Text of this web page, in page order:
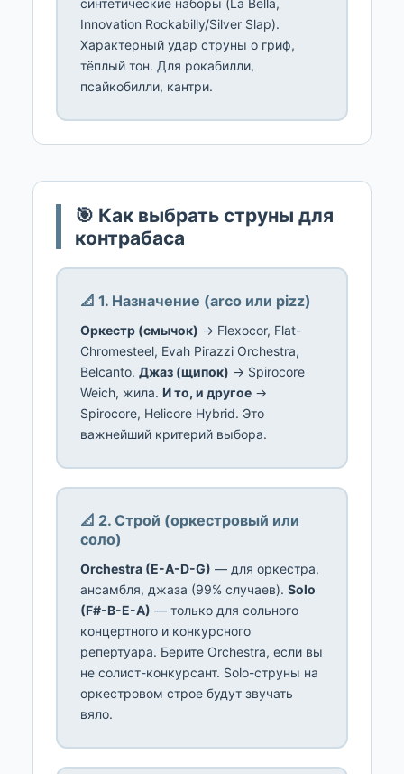
синтетические наборы (La Bella,
Innovation Rockabilly/Silver Slap).
Характерный удар струны о гриф,
тёплый тон. Для рокабилли,
псайкобилли, кантри.
🎯 Как выбрать струны для
контрабаса
📐 1. Назначение (arco или pizz)
Оркестр (смычок) → Flexocor, Flat-
Chromesteel, Evah Pirazzi Orchestra,
Belcanto. Джаз (щипок) → Spirocore
Weich, жила. И то, и другое →
Spirocore, Helicore Hybrid. Это
важнейший критерий выбора.
📐 2. Строй (оркестровый или
соло)
Orchestra (E-A-D-G) — для оркестра,
ансамбля, джаза (99% случаев). Solo
(F#-B-E-A) — только для сольного
концертного и конкурсного
репертуара. Берите Orchestra, если вы
не солист-конкурсант. Solo-струны на
оркестровом строе будут звучать
вяло.